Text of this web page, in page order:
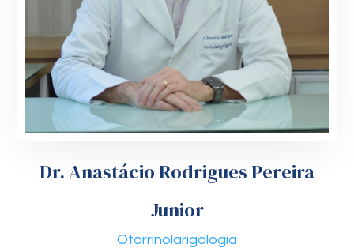
Dr. Anastácio Rodrigues Pereira
Junior
Otorrinolarigologia